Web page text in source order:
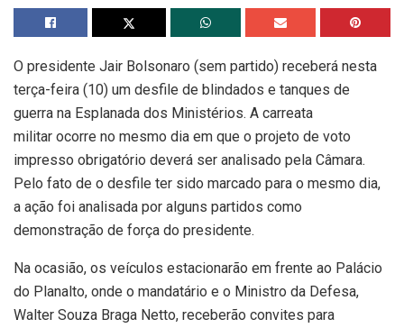
O presidente Jair Bolsonaro (sem partido) receberá nesta
terça-feira (10) um desfile de blindados e tanques de
guerra na Esplanada dos Ministérios. A carreata
militar ocorre no mesmo dia em que o projeto de voto
impresso obrigatório deverá ser analisado pela Câmara.
Pelo fato de o desfile ter sido marcado para o mesmo dia,
a ação foi analisada por alguns partidos como
demonstração de força do presidente.
Na ocasião, os veículos estacionarão em frente ao Palácio
do Planalto, onde o mandatário e o Ministro da Defesa,
Walter Souza Braga Netto, receberão convites para